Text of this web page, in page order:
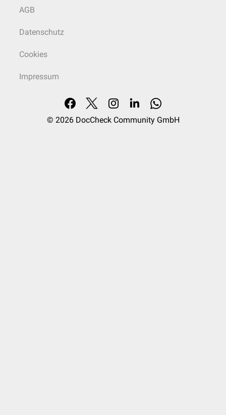
AGB
Datenschutz
Cookies
Impressum
© 2026 DocCheck Community GmbH